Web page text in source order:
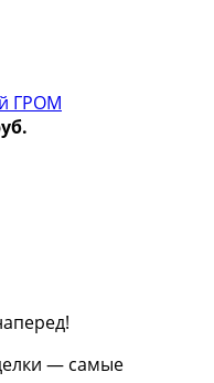
ГРОМ
— самые